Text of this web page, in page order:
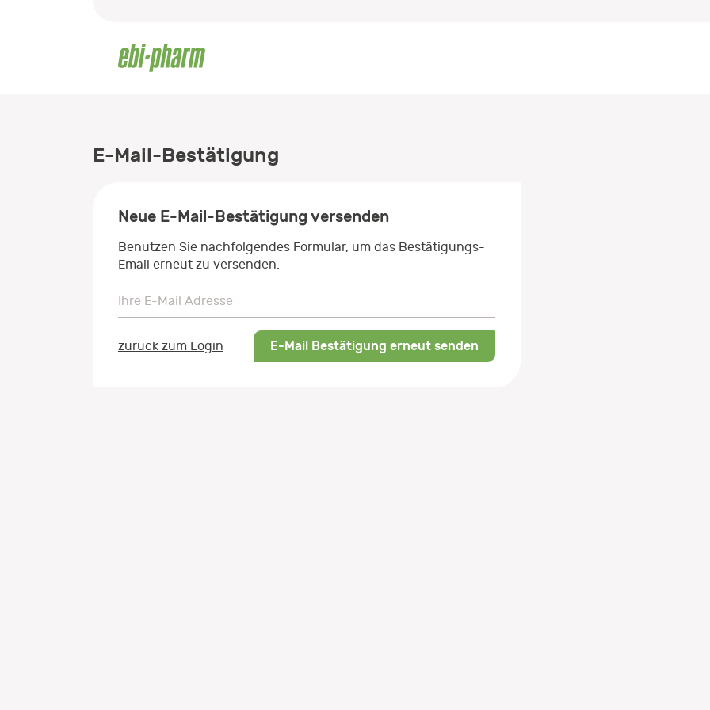
E-Mail-Bestätigung
Neue E-Mail-Bestätigung versenden
Benutzen Sie nachfolgendes Formular, um das Bestätigungs-
Email erneut zu versenden.
Ihre E-Mail Adresse
Ihre E-Mail Adresse
zurück zum Login E-Mail Bestätigung erneut senden